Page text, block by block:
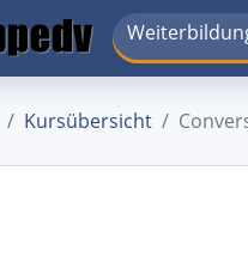
Kursübersicht